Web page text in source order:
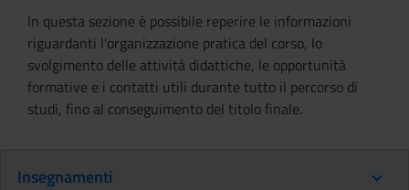
In questa sezione è possibile reperire le informazioni
riguardanti l'organizzazione pratica del corso, lo
svolgimento delle attività didattiche, le opportunità
formative e i contatti utili durante tutto il percorso di
studi, fino al conseguimento del titolo finale.
Insegnamenti